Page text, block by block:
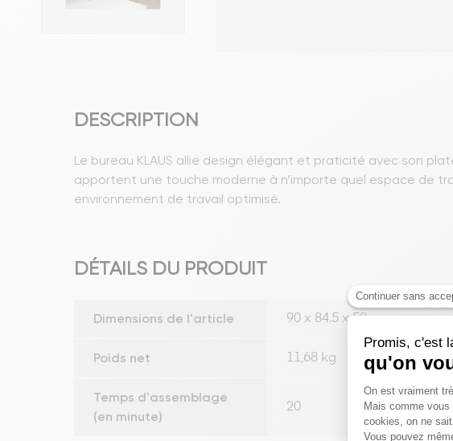
DESCRIPTION
Le bureau KLAUS allie design élégant et praticité avec son
apportent une touche moderne à n’importe quel espace de
environnement de travail optimisé.
DÉTAILS DU PRODUIT
Dimensions de l'article 90 x 84.5 x 50
Poids net 11,68 kg
Temps d'assemblage
(en minute)
20